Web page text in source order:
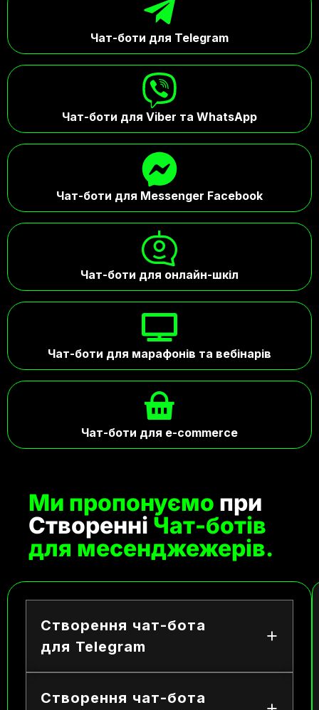
Чат-боти для Telegram
Чат-боти для Viber та WhatsApp
Чат-боти для Messenger Facebook
Чат-боти для онлайн-шкіл
Чат-боти для марафонів та вебінарів
Чат-боти для e-commerce
Ми пропонуємо при
Створенні Чат-ботів
для месенджежерів.
Створення чат-бота
для Telegram
Створення чат-бота